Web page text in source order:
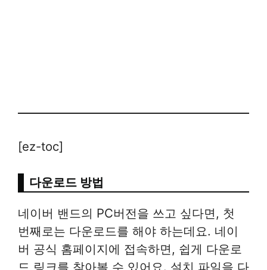
[ez-toc]
다운로드 방법
네이버 밴드의 PC버전을 쓰고 싶다면, 첫
번째로는 다운로드를 해야 하는데요. 네이
버 공식 홈페이지에 접속하면, 쉽게 다운로
드 링크를 찾아볼 수 있어요. 설치 파일을 다